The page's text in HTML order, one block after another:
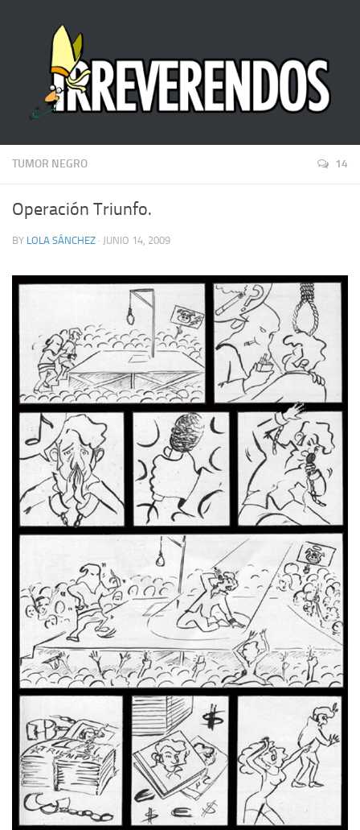
TUMOR NEGRO 14
Operación Triunfo.
BY LOLA SÁNCHEZ · JUNIO 14, 2009